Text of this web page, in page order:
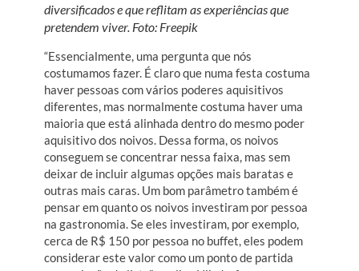
diversificados e que reflitam as experiências que
pretendem viver. Foto: Freepik
“Essencialmente, uma pergunta que nós
costumamos fazer. É claro que numa festa costuma
haver pessoas com vários poderes aquisitivos
diferentes, mas normalmente costuma haver uma
maioria que está alinhada dentro do mesmo poder
aquisitivo dos noivos. Dessa forma, os noivos
conseguem se concentrar nessa faixa, mas sem
deixar de incluir algumas opções mais baratas e
outras mais caras. Um bom parâmetro também é
pensar em quanto os noivos investiram por pessoa
na gastronomia. Se eles investiram, por exemplo,
cerca de R$ 150 por pessoa no buffet, eles podem
considerar este valor como um ponto de partida